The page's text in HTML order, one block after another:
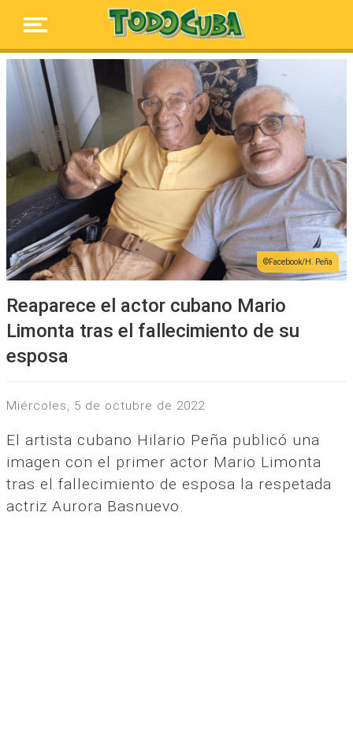
Facebook/H. Peña
Reaparece el actor cubano Mario
Limonta tras el fallecimiento de su
esposa
miércoles, 5 de octubre de 2022
El artista cubano Hilario Peña publicó una
imagen con el primer actor Mario Limonta
tras el fallecimiento de esposa la respetada
actriz Aurora Basnuevo.